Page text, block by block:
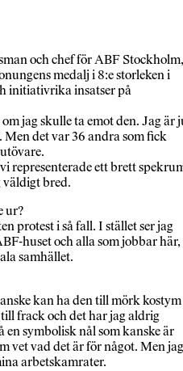
och chef för ABF Stockholm,
medalj i 8:e storleken i
initiativrika insatser på
jag skulle ta emot den. Jag är
det var 36 andra som fick
representerade ett brett
väldigt bred.
ur?
protest i så fall. I stället ser jag
huset och alla som jobbar här,
samhället.
kan ha den till mörk kostym
frack och det har jag aldrig
symbolisk nål som kanske är
vet vad det är för något. Men jag
arbetskamrater.